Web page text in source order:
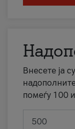
Внесете ја
помеѓу 100